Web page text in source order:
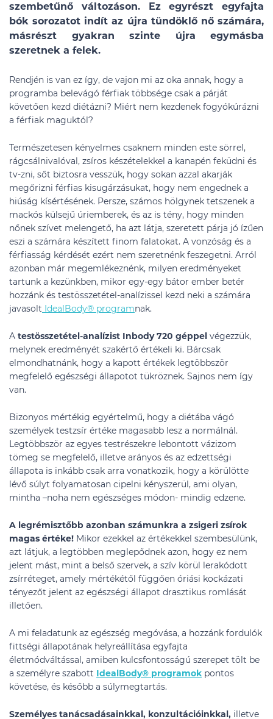
szembetűnő változáson. Ez egyrészt egyfajta
bók sorozatot indít az újra tündöklő nő számára,
másrészt gyakran szinte újra egymásba
szeretnek a felek.
Rendjén is van ez így, de vajon mi az oka annak, hogy a
programba belevágó férfiak többsége csak a párját
követően kezd diétázni? Miért nem kezdenek fogyókúrázni
a férfiak maguktól?
Természetesen kényelmes csaknem minden este sörrel,
rágcsálnivalóval, zsíros készételekkel a kanapén feküdni és
tv-zni, sőt biztosra vesszük, hogy sokan azzal akarják
megőrizni férfias kisugárzásukat, hogy nem engednek a
hiúság kísértésének. Persze, számos hölgynek tetszenek a
mackós külsejű úriemberek, és az is tény, hogy minden
nőnek szívet melengető, ha azt látja, szeretett párja jó ízűen
eszi a számára készített finom falatokat. A vonzóság és a
férfiasság kérdését ezért nem szeretnénk feszegetni. Arról
azonban már megemlékeznénk, milyen eredményeket
tartunk a kezünkben, mikor egy-egy bátor ember betér
hozzánk és testösszetétel-analízissel kezd neki a számára
javasolt IdealBody® programnak.
A testösszetétel-analízist Inbody 720 géppel végezzük,
melynek eredményét szakértő értékeli ki. Bárcsak
elmondhatnánk, hogy a kapott értékek legtöbbször
megfelelő egészségi állapotot tükröznek. Sajnos nem így
van.
Bizonyos mértékig egyértelmű, hogy a diétába vágó
személyek testzsír értéke magasabb lesz a normálnál.
Legtöbbször az egyes testrészekre lebontott vázizom
tömeg se megfelelő, illetve arányos és az edzettségi
állapota is inkább csak arra vonatkozik, hogy a körülötte
lévő súlyt folyamatosan cipelni kényszerül, ami olyan,
mintha –noha nem egészséges módon- mindig edzene.
A legrémisztőbb azonban számunkra a zsigeri zsírok
magas értéke! Mikor ezekkel az értékekkel szembesülünk,
azt látjuk, a legtöbben meglepődnek azon, hogy ez nem
jelent mást, mint a belső szervek, a szív körül lerakódott
zsírréteget, amely mértékétől függően óriási kockázati
tényezőt jelent az egészségi állapot drasztikus romlását
illetően.
A mi feladatunk az egészség megóvása, a hozzánk fordulók
fittségi állapotának helyreállítása egyfajta
életmódváltással, amiben kulcsfontosságú szerepet tölt be
a személyre szabott IdealBody® programok pontos
követése, és később a súlymegtartás.
Személyes tanácsadásainkkal, konzultációinkkal, illetve